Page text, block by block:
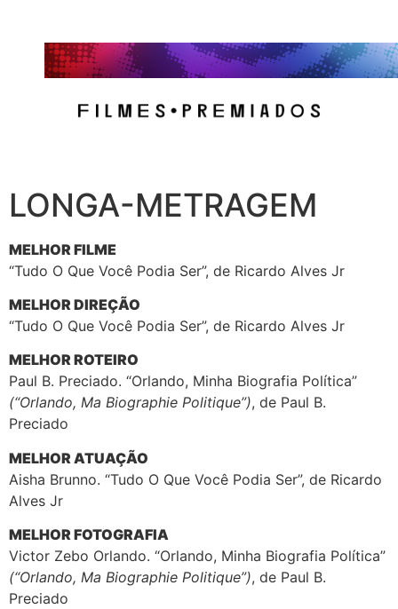
LONGA-METRAGEM
MELHOR FILME
“Tudo O Que Você Podia Ser”, de Ricardo Alves Jr
MELHOR DIREÇÃO
“Tudo O Que Você Podia Ser”, de Ricardo Alves Jr
MELHOR ROTEIRO
Paul B. Preciado. “Orlando, Minha Biografia Política”
(“Orlando, Ma Biographie Politique”), de Paul B.
Preciado
MELHOR ATUAÇÃO
Aisha Brunno. “Tudo O Que Você Podia Ser”, de Ricardo
Alves Jr
MELHOR FOTOGRAFIA
Victor Zebo Orlando. “Orlando, Minha Biografia Política”
(“Orlando, Ma Biographie Politique”), de Paul B.
Preciado